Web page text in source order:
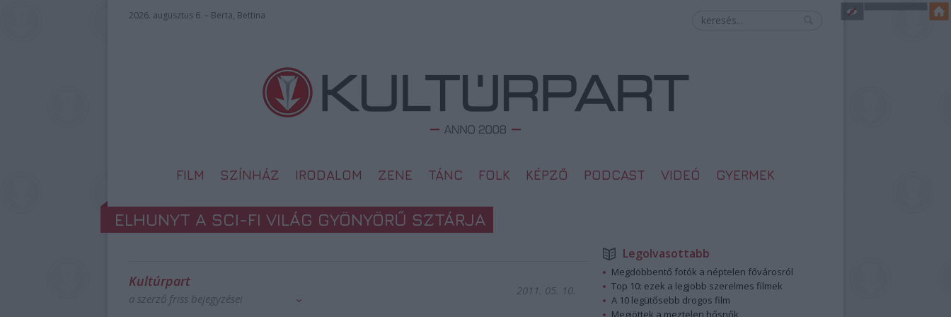
2026. augusztus 6. – Berta, Bettina
FILM SZÍNHÁZ IRODALOM ZENE TÁNC FOLK KÉPZŐ PODCAST VIDEÓ GYERMEK
ELHUNYT A SCI-FI VILÁG GYÖNYÖRŰ SZTÁRJA
Kultúrpart
a szerző friss bejegyzései
2011. 05. 10.
Legolvasottabb
Megdöbbentő fotók a néptelen fővárosról
Top 10: ezek a legjobb szerelmes filmek
A 10 legütősebb drogos film
Megjöttek a meztelen hősnők